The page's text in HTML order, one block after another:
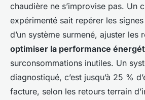
chaudière ne s’improvise pas. Un
expérimenté sait repérer les
d’un système surmené, ajuster les
optimiser la performance
surconsommations inutiles. Un
diagnostiqué, c’est jusqu’à 25 %
facture, selon les retours terrain